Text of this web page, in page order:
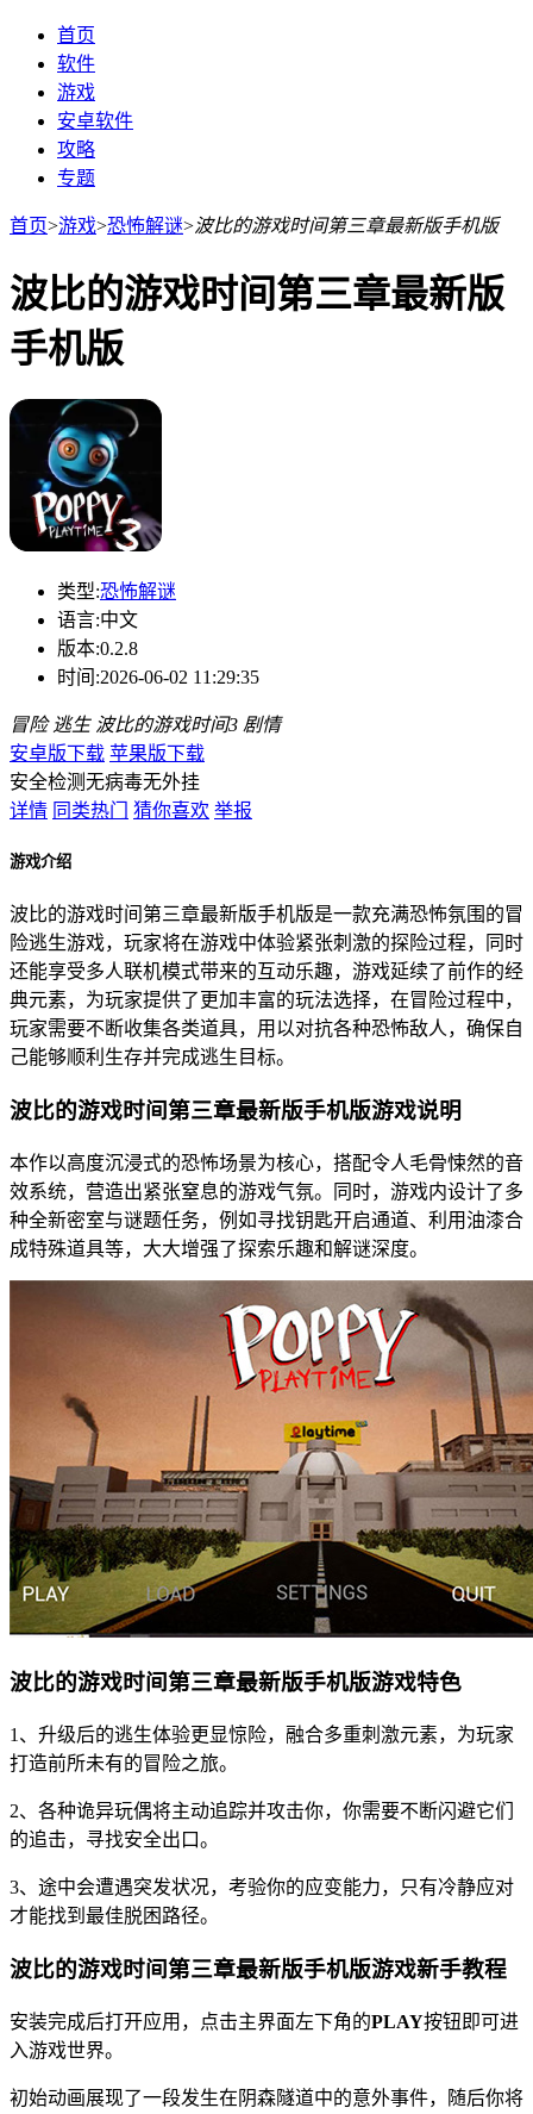
首页
软件
游戏
安卓软件
攻略
专题
首页>游戏>恐怖解谜>波比的游戏时间第三章最新版手机版
波比的游戏时间第三章最新版
手机版
类型:恐怖解谜
语言:中文
版本:0.2.8
时间:2026-06-02 11:29:35
冒险 逃生 波比的游戏时间3 剧情
安卓版下载 苹果版下载
安全检测无病毒无外挂
详情 同类热门 猜你喜欢 举报
游戏介绍
波比的游戏时间第三章最新版手机版是一款充满恐怖氛围的冒
险逃生游戏，玩家将在游戏中体验紧张刺激的探险过程，同时
还能享受多人联机模式带来的互动乐趣，游戏延续了前作的经
典元素，为玩家提供了更加丰富的玩法选择，在冒险过程中，
玩家需要不断收集各类道具，用以对抗各种恐怖敌人，确保自
己能够顺利生存并完成逃生目标。
波比的游戏时间第三章最新版手机版游戏说明
本作以高度沉浸式的恐怖场景为核心，搭配令人毛骨悚然的音
效系统，营造出紧张窒息的游戏气氛。同时，游戏内设计了多
种全新密室与谜题任务，例如寻找钥匙开启通道、利用油漆合
成特殊道具等，大大增强了探索乐趣和解谜深度。
波比的游戏时间第三章最新版手机版游戏特色
1、升级后的逃生体验更显惊险，融合多重刺激元素，为玩家
打造前所未有的冒险之旅。
2、各种诡异玩偶将主动追踪并攻击你，你需要不断闪避它们
的追击，寻找安全出口。
3、途中会遭遇突发状况，考验你的应变能力，只有冷静应对
才能找到最佳脱困路径。
波比的游戏时间第三章最新版手机版游戏新手教程
安装完成后打开应用，点击主界面左下角的PLAY按钮即可进
入游戏世界。
初始动画展现了一段发生在阴森隧道中的意外事件，随后你将